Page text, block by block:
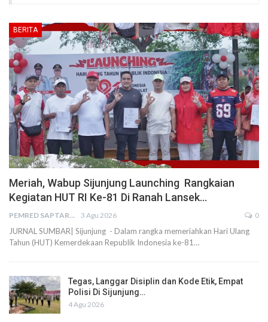
BERITA
Meriah, Wabup Sijunjung Launching Rangkaian
Kegiatan HUT RI Ke-81 Di Ranah Lansek…
PEMRED SAPTARIUS 3 Agu 2026 0
JURNAL SUMBAR| Sijunjung - Dalam rangka memeriahkan Hari Ulang
Tahun (HUT) Kemerdekaan Republik Indonesia ke-81…
Tegas, Langgar Disiplin dan Kode Etik, Empat
Polisi Di Sijunjung…
4 Agu 2026